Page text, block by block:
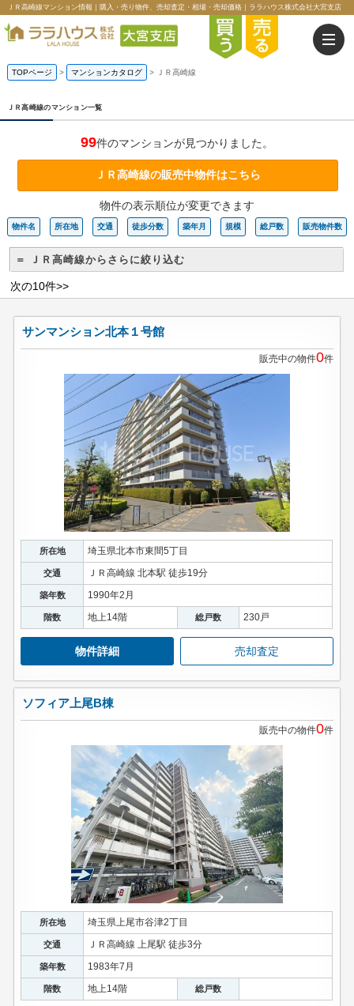
ＪＲ高崎線マンション情報｜購入・売り物件、売却査定・相場・売却価格｜ララハウス株式会社大宮支店
TOPページ > マンションカタログ > ＪＲ高崎線
ＪＲ高崎線のマンション一覧
99件のマンションが見つかりました。
ＪＲ高崎線の販売中物件はこちら
物件の表示順位が変更できます
物件名 所在地 交通 徒歩分数 築年月 規模 総戸数 販売物件数
＝ ＪＲ高崎線からさらに絞り込む
次の10件>>
サンマンション北本１号館
販売中の物件0件
所在地 埼玉県北本市東間5丁目
交通 ＪＲ高崎線 北本駅 徒歩19分
築年数 1990年2月
階数 地上14階 総戸数 230戸
物件詳細 売却査定
ソフィア上尾B棟
販売中の物件0件
所在地 埼玉県上尾市谷津2丁目
交通 ＪＲ高崎線 上尾駅 徒歩3分
築年数 1983年7月
階数 地上14階 総戸数